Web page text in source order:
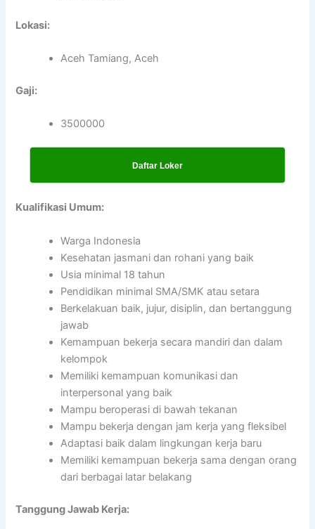
Lokasi:
Aceh Tamiang, Aceh
Gaji:
3500000
Daftar Loker
Kualifikasi Umum:
Warga Indonesia
Kesehatan jasmani dan rohani yang baik
Usia minimal 18 tahun
Pendidikan minimal SMA/SMK atau setara
Berkelakuan baik, jujur, disiplin, dan bertanggung
jawab
Kemampuan bekerja secara mandiri dan dalam
kelompok
Memiliki kemampuan komunikasi dan
interpersonal yang baik
Mampu beroperasi di bawah tekanan
Mampu bekerja dengan jam kerja yang fleksibel
Adaptasi baik dalam lingkungan kerja baru
Memiliki kemampuan bekerja sama dengan orang
dari berbagai latar belakang
Tanggung Jawab Kerja: